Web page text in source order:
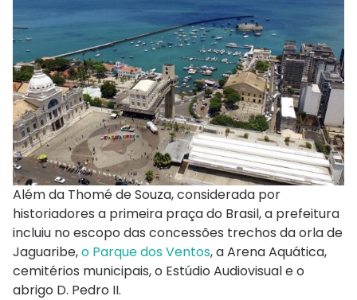
Além da Thomé de Souza, considerada por
historiadores a primeira praça do Brasil, a prefeitura
incluiu no escopo das concessões trechos da orla de
Jaguaribe,o Parque dos Ventos, a Arena Aquática,
cemitérios municipais, o Estúdio Audiovisual e o
abrigo D. Pedro II.